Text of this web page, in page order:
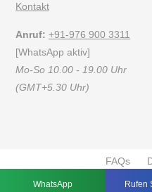
Kontakt
Anruf: +91-976 900 3311
[WhatsApp aktiv]
Mo-So 10.00 - 19.00 Uhr
(GMT+5.30 Uhr)
FAQs
WhatsApp Rufen